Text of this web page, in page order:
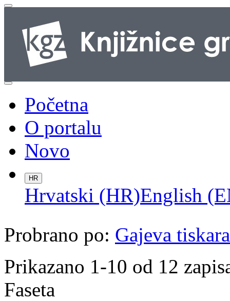
Početna
O portalu
Novo
HR
Hrvatski (HR)English
Probrano po: Gajeva tiskara
Prikazano 1-10 od 12
Faseta